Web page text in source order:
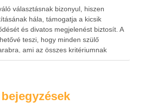
választásnak bizonyul, hiszen
hála, támogatja a kicsik
és divatos megjelenést biztosít. A
teszi, hogy minden szülő
ami az összes kritériumnak
cipő tartós és légáteresztő, ami annak